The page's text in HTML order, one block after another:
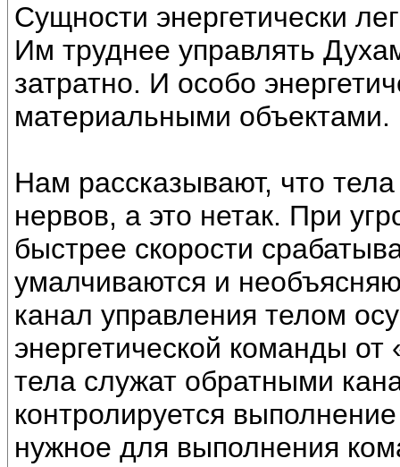
Сущности энергетически
Им труднее управлять
затратно. И особо
материальными объектами.
Нам рассказывают, что
нервов, а это нетак. При
быстрее скорости
умалчиваются и
канал управления телом
энергетической команды
тела служат обратными
контролируется
нужное для выполнения